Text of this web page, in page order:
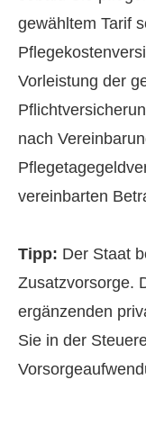
gewähltem Tarif
Vorleistung der
nach
vereinbarten
Tipp: Der Staat
Zusatzvorsorge.
ergänzenden
Sie in der